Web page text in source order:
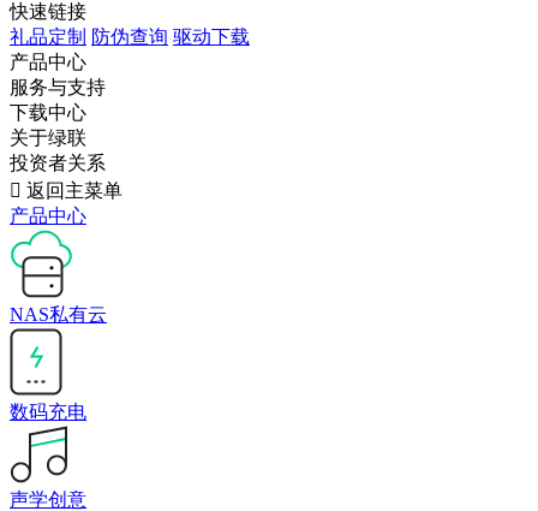
快速链接
礼品定制 防伪查询 驱动下载
产品中心
服务与支持
下载中心
关于绿联
投资者关系
 返回主菜单
产品中心
NAS私有云
数码充电
声学创意